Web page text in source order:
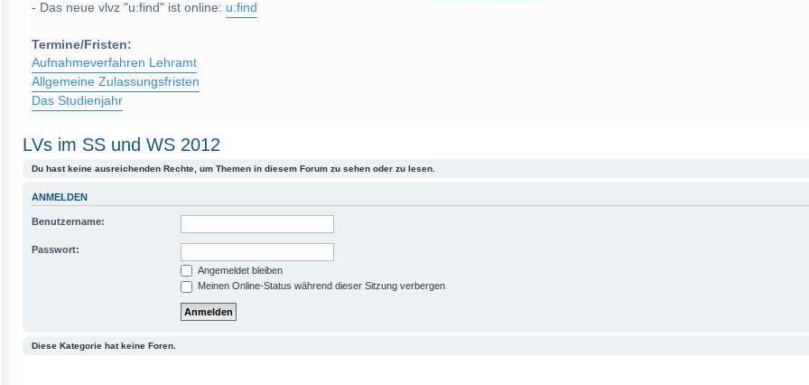
- Das neue vlvz "u:find" ist online: u:find
Termine/Fristen:
Aufnahmeverfahren Lehramt
Allgemeine Zulassungsfristen
Das Studienjahr
LVs im SS und WS 2012
Du hast keine ausreichenden Rechte, um Themen in diesem Forum zu sehen oder zu lesen.
ANMELDEN
Benutzername:
Passwort:
Angemeldet bleiben
Meinen Online-Status während dieser Sitzung verbergen
Diese Kategorie hat keine Foren.